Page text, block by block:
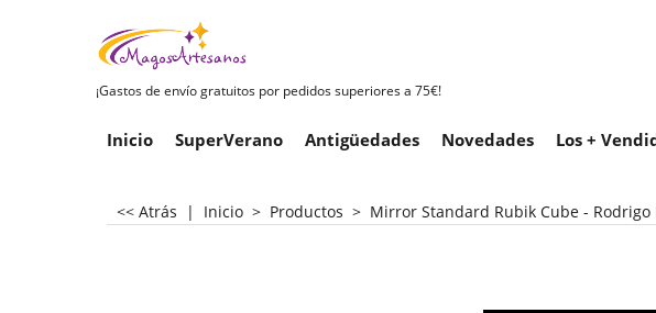
¡Gastos de envío gratuitos por pedidos superiores a 75€!
Inicio SuperVerano Antigüedades Novedades Los +
<< Atrás | Inicio > Productos > Mirror Standard Rubik Cube - Rodrigo